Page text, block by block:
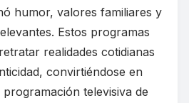
humor, valores familiares y
Estos programas
realidades cotidianas
convirtiéndose en
televisiva de